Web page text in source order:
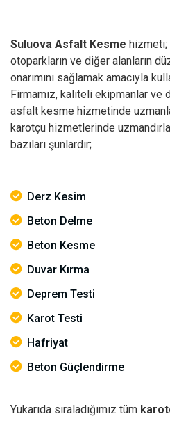
Suluova Asfalt Kesme hizmeti;
otoparkların ve diğer alanların
onarımını sağlamak amacıyla
Firmamız, kaliteli ekipmanlar
asfalt kesme hizmetinde
karotçu hizmetlerinde
bazıları şunlardır;
Derz Kesim
Beton Delme
Beton Kesme
Duvar Kırma
Deprem Testi
Karot Testi
Hafriyat
Beton Güçlendirme
Yukarıda sıraladığımız tüm